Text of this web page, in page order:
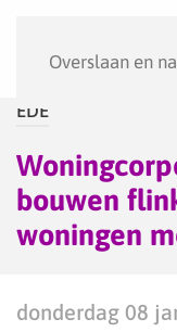
Overslaan en
EDE
bouwen
woningen
donderdag 08